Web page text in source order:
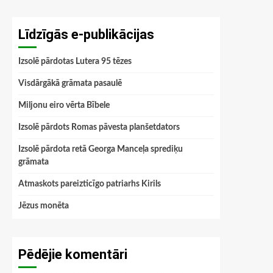
Līdzīgās e-publikācijas
Izsolē pārdotas Lutera 95 tēzes
Visdārgākā grāmata pasaulē
Miljonu eiro vērta Bībele
Izsolē pārdots Romas pāvesta planšetdators
Izsolē pārdota retā Georga Manceļa sprediķu
grāmata
Atmaskots pareizticīgo patriarhs Kirils
Jēzus monēta
Pēdējie komentāri